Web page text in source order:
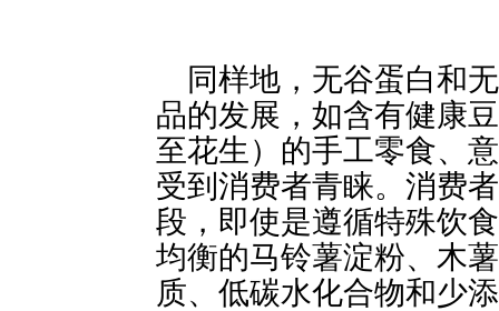
同样地，无谷蛋白和
品的发展，如含有健康
至花生）的手工零食、意
受到消费者青睐。消费
段，即使是遵循
均衡的马铃薯淀粉、木
质、低碳水化合物和少